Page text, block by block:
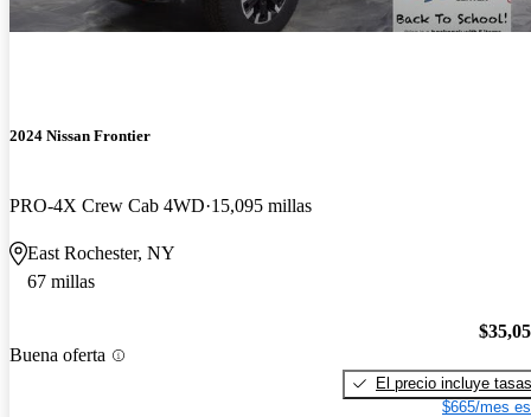
2024 Nissan Frontier
PRO-4X Crew Cab 4WD 15,095 millas
East Rochester, NY
67 millas
Buena oferta
El precio incluye tasas
$665/mes